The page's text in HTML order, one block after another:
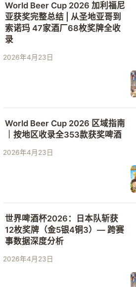
World Beer Cup 2026 加利福尼
亚获奖完整总结 | 从圣地亚哥到
索诺玛 47家酒厂68枚奖牌全收
录
2026年4月23日
World Beer Cup 2026 区域指南
｜按地区收录全353款获奖啤酒
2026年4月23日
世界啤酒杯2026：日本队斩获
12枚奖牌（金5银4铜3）— 跨赛
事数据深度分析
2026年4月23日